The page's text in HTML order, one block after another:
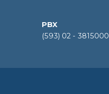
PBX
(593) 02 - 3815000